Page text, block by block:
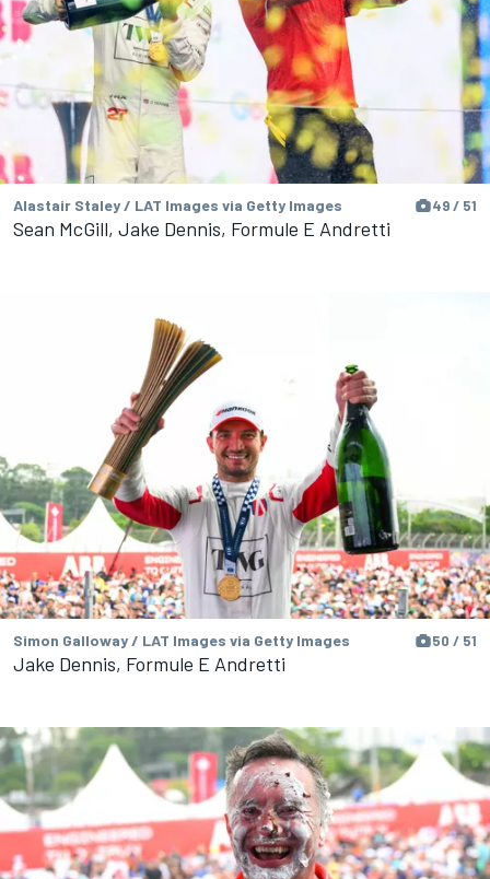
Alastair Staley / LAT Images via Getty Images 49 / 51
Sean McGill, Jake Dennis, Formule E Andretti
Simon Galloway / LAT Images via Getty Images 50 / 51
Jake Dennis, Formule E Andretti